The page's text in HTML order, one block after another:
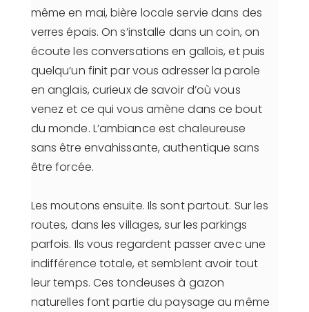
même en mai, bière locale servie dans des
verres épais. On s’installe dans un coin, on
écoute les conversations en gallois, et puis
quelqu’un finit par vous adresser la parole
en anglais, curieux de savoir d’où vous
venez et ce qui vous amène dans ce bout
du monde. L’ambiance est chaleureuse
sans être envahissante, authentique sans
être forcée.
Les moutons ensuite. Ils sont partout. Sur les
routes, dans les villages, sur les parkings
parfois. Ils vous regardent passer avec une
indifférence totale, et semblent avoir tout
leur temps. Ces tondeuses à gazon
naturelles font partie du paysage au même